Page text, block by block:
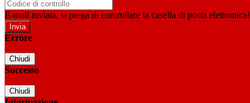
E-mail inviata, si prega di controllare la casella di posta elettronica!
Errore
Chiudi
Successo
Chiudi